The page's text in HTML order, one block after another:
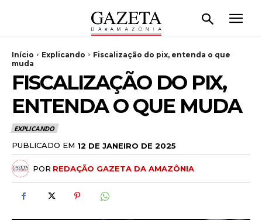
Início Explicando
Fiscalização do pix, entenda o que
muda
FISCALIZAÇÃO DO PIX,
ENTENDA O QUE MUDA
EXPLICANDO
PUBLICADO EM 12 DE JANEIRO DE 2025
POR REDAÇÃO GAZETA DA AMAZÔNIA